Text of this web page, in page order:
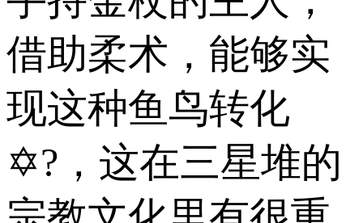
借助柔术，能够实
现这种鱼鸟转化
✡?，这在三星堆的